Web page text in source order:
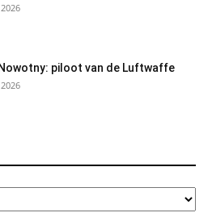
piloot van de Luftwaffe